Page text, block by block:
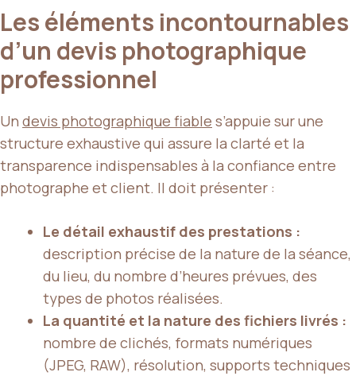
Les éléments incontournables
d’un devis photographique
professionnel
Un devis photographique fiable s’appuie sur une
structure exhaustive qui assure la clarté et la
transparence indispensables à la confiance entre
photographe et client. Il doit présenter :
Le détail exhaustif des prestations :
description précise de la nature de la séance,
du lieu, du nombre d’heures prévues, des
types de photos réalisées.
La quantité et la nature des fichiers livrés :
nombre de clichés, formats numériques
(JPEG, RAW), résolution, supports techniques